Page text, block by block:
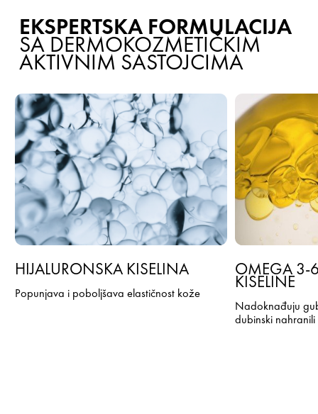
EKSPERTSKA FORMULACIJA
SA DERMOKOZMETIČKIM
AKTIVNIM SASTOJCIMA
HIJALURONSKA KISELINA
Popunjava i poboljšava elastičnost kože
OMEGA 3-
KISELINE
Nadoknađuju
dubinski